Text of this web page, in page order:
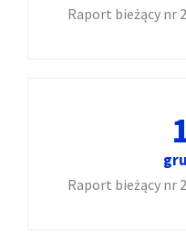
Raport bieżący nr
Raport bieżący nr